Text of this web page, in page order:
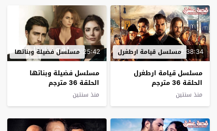
02:38:34مسلسل قيامة ارطغرل
مسلسل قيامة ارطغرل
الحلقة 36 مترجم
منذ سنتين
02:25:42مسلسل فضيلة وبناتها
مسلسل فضيلة وبناتها
الحلقة 36 مترجم
منذ سنتين